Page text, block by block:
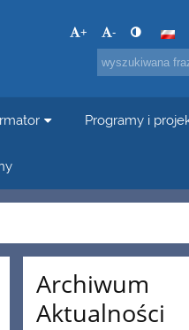
+ -
Programy i
Archiwum
Aktualności